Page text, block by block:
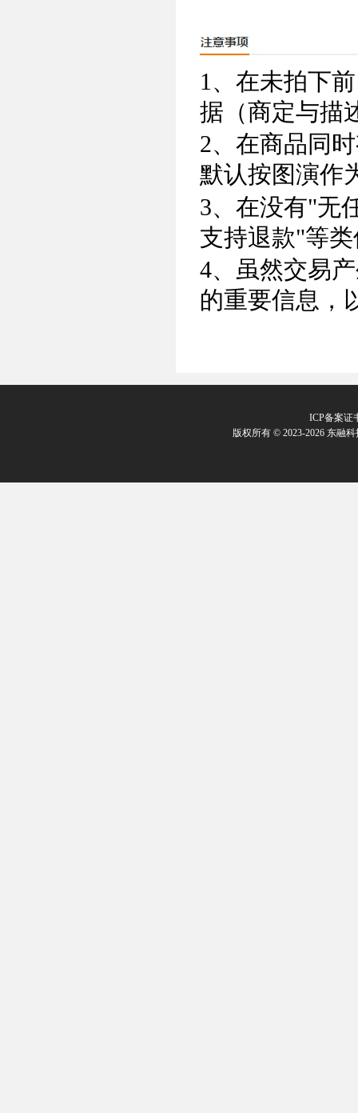
1、在未拍下
据（商定与描
2、在商品同
默认按图演作
3、在没有"无
支持退款"等
4、虽然交易
的重要信息，
ICP备案证
版权所有 © 2023-2026 东融